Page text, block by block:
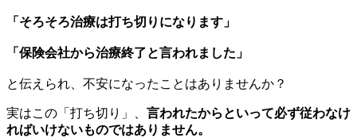
「そろそろ治療は打ち切りになります」
「保険会社から治療終了と言われました」
と伝えられ、不安になったことはありませんか？
実はこの「打ち切り」、 言われたからといって必ず従わなけ
ればいけないものではありません。